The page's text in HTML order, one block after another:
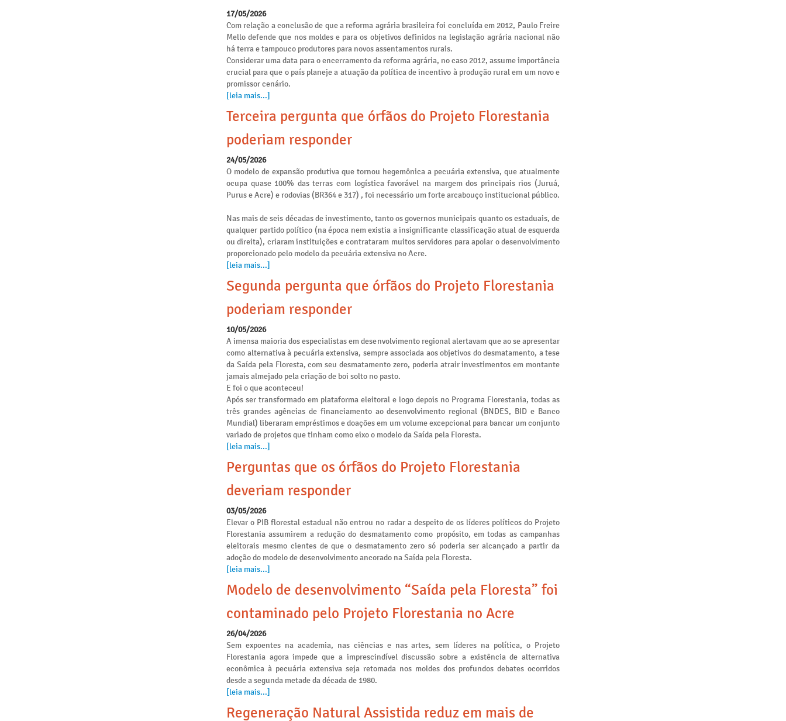
17/05/2026
Com relação a conclusão de que a reforma agrária brasileira foi concluída em 2012, Paulo Freire
Mello defende que nos moldes e para os objetivos definidos na legislação agrária nacional não
há terra e tampouco produtores para novos assentamentos rurais.
Considerar uma data para o encerramento da reforma agrária, no caso 2012, assume importância
crucial para que o país planeje a atuação da política de incentivo à produção rural em um novo e
promissor cenário.
[leia mais...]
Terceira pergunta que órfãos do Projeto Florestania
poderiam responder
24/05/2026
O modelo de expansão produtiva que tornou hegemônica a pecuária extensiva, que atualmente
ocupa quase 100% das terras com logística favorável na margem dos principais rios (Juruá,
Purus e Acre) e rodovias (BR364 e 317) , foi necessário um forte arcabouço institucional público.
Nas mais de seis décadas de investimento, tanto os governos municipais quanto os estaduais, de
qualquer partido político (na época nem existia a insignificante classificação atual de esquerda
ou direita), criaram instituições e contrataram muitos servidores para apoiar o desenvolvimento
proporcionado pelo modelo da pecuária extensiva no Acre.
[leia mais...]
Segunda pergunta que órfãos do Projeto Florestania
poderiam responder
10/05/2026
A imensa maioria dos especialistas em desenvolvimento regional alertavam que ao se apresentar
como alternativa à pecuária extensiva, sempre associada aos objetivos do desmatamento, a tese
da Saída pela Floresta, com seu desmatamento zero, poderia atrair investimentos em montante
jamais almejado pela criação de boi solto no pasto.
E foi o que aconteceu!
Após ser transformado em plataforma eleitoral e logo depois no Programa Florestania, todas as
três grandes agências de financiamento ao desenvolvimento regional (BNDES, BID e Banco
Mundial) liberaram empréstimos e doações em um volume excepcional para bancar um conjunto
variado de projetos que tinham como eixo o modelo da Saída pela Floresta.
[leia mais...]
Perguntas que os órfãos do Projeto Florestania
deveriam responder
03/05/2026
Elevar o PIB florestal estadual não entrou no radar a despeito de os líderes políticos do Projeto
Florestania assumirem a redução do desmatamento como propósito, em todas as campanhas
eleitorais mesmo cientes de que o desmatamento zero só poderia ser alcançado a partir da
adoção do modelo de desenvolvimento ancorado na Saída pela Floresta.
[leia mais...]
Modelo de desenvolvimento “Saída pela Floresta” foi
contaminado pelo Projeto Florestania no Acre
26/04/2026
Sem expoentes na academia, nas ciências e nas artes, sem líderes na política, o Projeto
Florestania agora impede que a imprescindível discussão sobre a existência de alternativa
econômica à pecuária extensiva seja retomada nos moldes dos profundos debates ocorridos
desde a segunda metade da década de 1980.
[leia mais...]
Regeneração Natural Assistida reduz em mais de